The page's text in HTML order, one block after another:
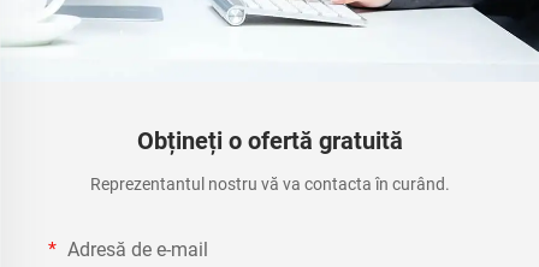
Obțineți o ofertă gratuită
Reprezentantul nostru vă va contacta în curând.
Adresă de e-mail